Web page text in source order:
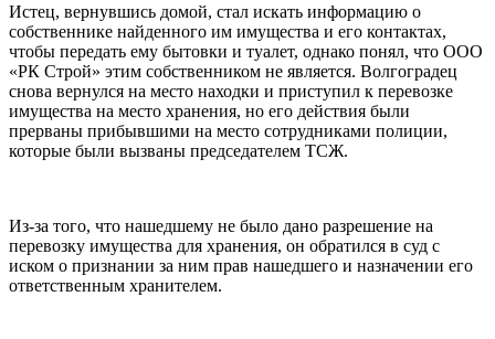
Истец, вернувшись домой, стал искать информацию о
собственнике найденного им имущества и его контактах,
чтобы передать ему бытовки и туалет, однако понял, что ООО
«РК Строй» этим собственником не является. Волгоградец
снова вернулся на место находки и приступил к перевозке
имущества на место хранения, но его действия были
прерваны прибывшими на место сотрудниками полиции,
которые были вызваны председателем ТСЖ.
Из-за того, что нашедшему не было дано разрешение на
перевозку имущества для хранения, он обратился в суд с
иском о признании за ним прав нашедшего и назначении его
ответственным хранителем.